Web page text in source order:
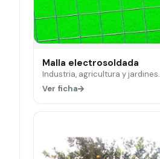
Malla electrosoldada
Industria, agricultura y jardines.
Ver ficha